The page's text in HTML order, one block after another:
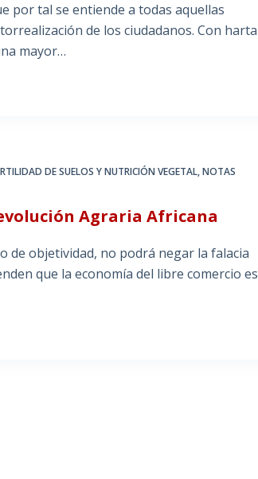
por tal se entiende a todas aquellas
de los ciudadanos. Con harta
mayor…
DE SUELOS Y NUTRICIÓN VEGETAL,NOTAS
Agraria Africana
de objetividad, no podrá negar la falacia
que la economía del libre comercio es